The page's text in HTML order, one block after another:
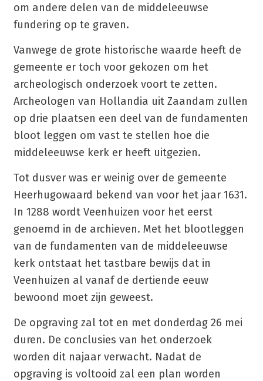
om andere delen van de middeleeuwse
fundering op te graven.
Vanwege de grote historische waarde heeft de
gemeente er toch voor gekozen om het
archeologisch onderzoek voort te zetten.
Archeologen van Hollandia uit Zaandam zullen
op drie plaatsen een deel van de fundamenten
bloot leggen om vast te stellen hoe die
middeleeuwse kerk er heeft uitgezien.
Tot dusver was er weinig over de gemeente
Heerhugowaard bekend van voor het jaar 1631.
In 1288 wordt Veenhuizen voor het eerst
genoemd in de archieven. Met het blootleggen
van de fundamenten van de middeleeuwse
kerk ontstaat het tastbare bewijs dat in
Veenhuizen al vanaf de dertiende eeuw
bewoond moet zijn geweest.
De opgraving zal tot en met donderdag 26 mei
duren. De conclusies van het onderzoek
worden dit najaar verwacht. Nadat de
opgraving is voltooid zal een plan worden